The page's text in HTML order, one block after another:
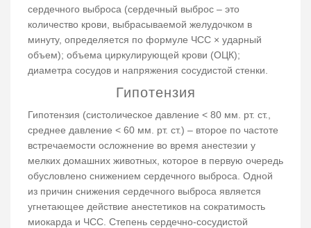
сердечного выброса (сердечный выброс – это
количество крови, выбрасываемой желудочком в
минуту, определяется по формуле ЧСС × ударный
объем); объема циркулирующей крови (ОЦК);
диаметра сосудов и напряжения сосудистой стенки.
Гипотензия
Гипотензия (систолическое давление ˂ 80 мм. рт. ст.,
среднее давление ˂ 60 мм. рт. ст.) – второе по частоте
встречаемости осложнение во время анестезии у
мелких домашних животных, которое в первую очередь
обусловлено снижением сердечного выброса. Одной
из причин снижения сердечного выброса является
угнетающее действие анестетиков на сократимость
миокарда и ЧСС. Степень сердечно-сосудистой